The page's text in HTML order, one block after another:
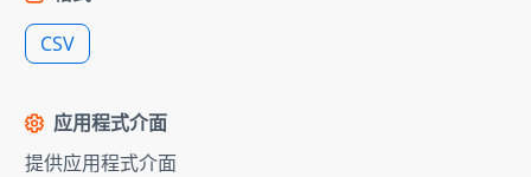
CSV
应用程式介面
提供应用程式介面